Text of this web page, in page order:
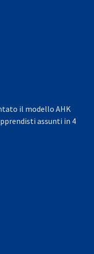
il modello AHK
assunti in 4